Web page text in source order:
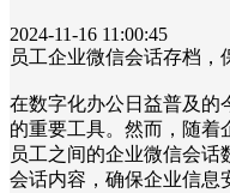
2024-11-16 11:00:45
员工企业微信会话存档，
在数字化办公日益普及的
的重要工具。然而，随着
员工之间的企业微信会
会话内容，确保企业信息